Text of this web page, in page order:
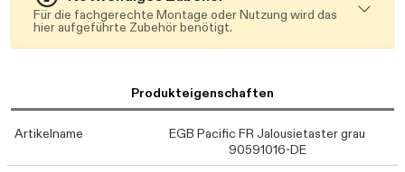
Für die fachgerechte Montage oder Nutzung wird das
hier aufgeführte Zubehör benötigt.
Produkteigenschaften
Artikelname
EGB Pacific FR Jalousietaster grau
90591016-DE